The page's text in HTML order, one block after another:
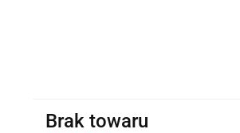
Brak towaru